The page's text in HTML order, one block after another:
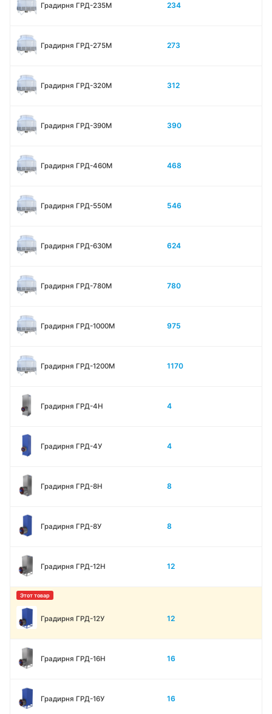
Градирня ГРД-235М 234
Градирня ГРД-275М 273
Градирня ГРД-320М 312
Градирня ГРД-390М 390
Градирня ГРД-460М 468
Градирня ГРД-550М 546
Градирня ГРД-630М 624
Градирня ГРД-780М 780
Градирня ГРД-1000М 975
Градирня ГРД-1200М 1170
Градирня ГРД-4H 4
Градирня ГРД-4У 4
Градирня ГРД-8H 8
Градирня ГРД-8У 8
Градирня ГРД-12H 12
Градирня ГРД-12У 12
Градирня ГРД-16Н 16
Градирня ГРД-16У 16